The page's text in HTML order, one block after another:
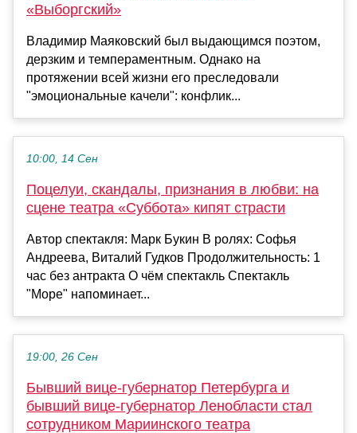
«Выборгский»
Владимир Маяковский был выдающимся поэтом,
дерзким и темпераментным. Однако на
протяжении всей жизни его преследовали
"эмоциональные качели": конфлик...
10:00, 14 Сен
Поцелуи, скандалы, признания в любви: на
сцене театра «Суббота» кипят страсти
Автор спектакля: Марк Букин В ролях: Софья
Андреева, Виталий Гудков Продолжительность: 1
час без антракта О чём спектакль Спектакль
"Море" напоминает...
19:00, 26 Сен
Бывший вице-губернатор Петербурга и
бывший вице-губернатор Ленобласти стал
сотрудником Мариинского театра